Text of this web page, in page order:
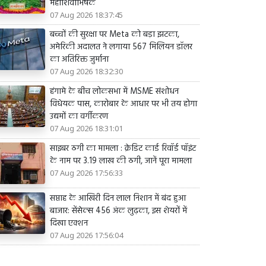
महाशिवाभिषेक
07 Aug 2026 18:37:45
बच्चों की सुरक्षा पर Meta को बड़ा झटका,
अमेरिकी अदालत ने लगाया 567 मिलियन डॉलर
का अतिरिक्त जुर्माना
07 Aug 2026 18:32:30
हंगामे के बीच लोकसभा में MSME संशोधन
विधेयक पास, कारोबार के आधार पर भी तय होगा
उद्यमों का वर्गीकरण
07 Aug 2026 18:31:01
साइबर ठगी का मामला : क्रेडिट कार्ड रिवॉर्ड पॉइंट
के नाम पर 3.19 लाख की ठगी, जानें पूरा मामला
07 Aug 2026 17:56:33
सप्ताह के आखिरी दिन लाल निशान में बंद हुआ
बाजार: सेंसेक्स 456 अंक लुढ़का, इस शेयरों में
दिखा एक्शन
07 Aug 2026 17:56:04